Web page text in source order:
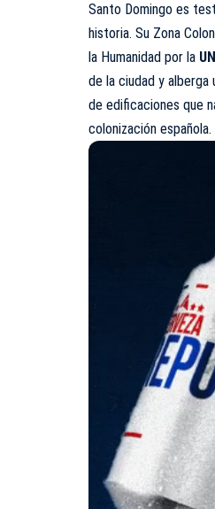
Santo Domingo es
historia. Su Zona
la Humanidad por la
de la ciudad y
de edificaciones que
colonización española.